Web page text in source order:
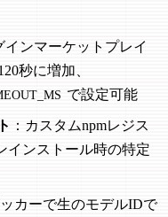
インマーケットプレイ
秒に増加、
で設定可能
：カスタムnpmレジス
インストール時の特定
カーで生のモデルIDで